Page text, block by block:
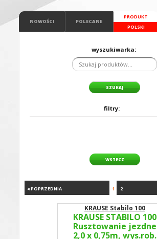
NOWOŚCI POLECANE
PRODUKT
POLSKI
wyszukiwarka:
filtry:
WSTECZ
1 2
◂ POPRZEDNIA
KRAUSE Stabilo 100
KRAUSE STABILO 100
Rusztowanie jezdne
2,0 x 0,75m, wys.rob.